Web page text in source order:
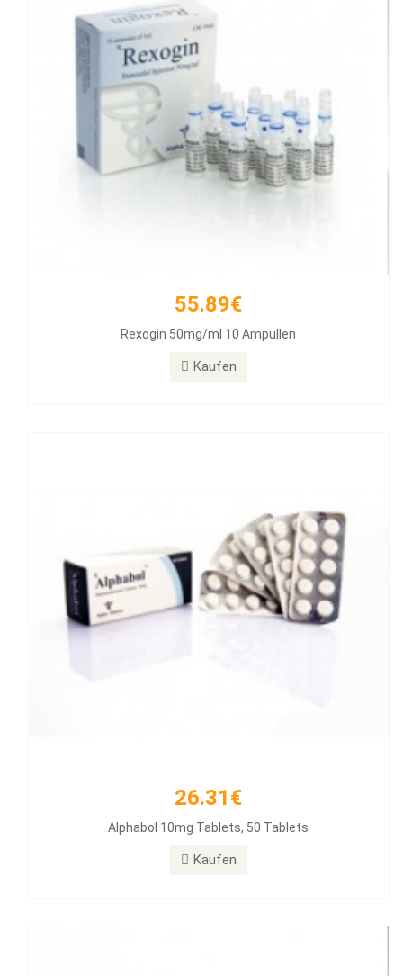
55.89€
Rexogin 50mg/ml 10 Ampullen
Kaufen
26.31€
Alphabol 10mg Tablets, 50 Tablets
Kaufen
26.31€
Alphabol 10mg Tablets, 50 Tablets
33.54€
Clenbuterol 40mg 100 Tabs